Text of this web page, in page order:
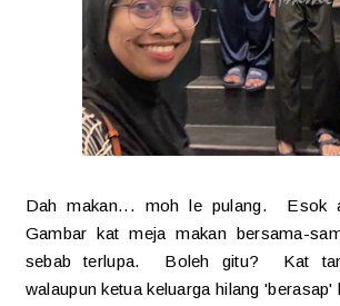
Dah makan... moh le pulang. Esok
Gambar kat meja makan bersama-
sebab terlupa. Boleh gitu? Kat
walaupun ketua keluarga hilang 'berasap'